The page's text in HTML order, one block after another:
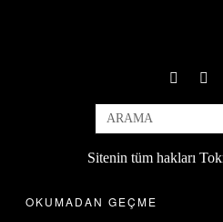
Sitenin tüm hakları
OKUMADAN GEÇME